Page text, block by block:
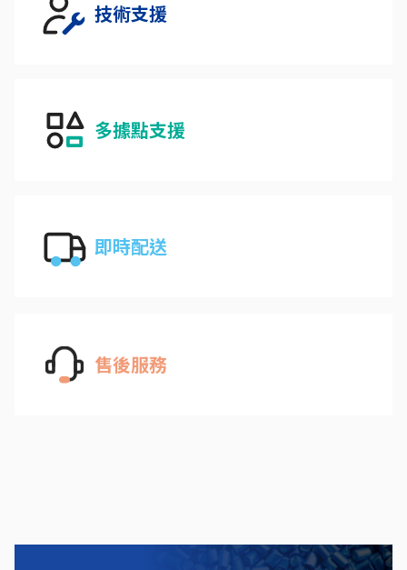
技術支援
多據點支援
即時配送
售後服務